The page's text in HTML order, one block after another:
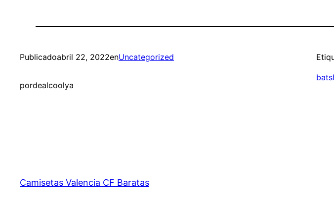
Publicadoabril 22, 2022enUncategorized
pordealcoolya
Camisetas Valencia CF Baratas